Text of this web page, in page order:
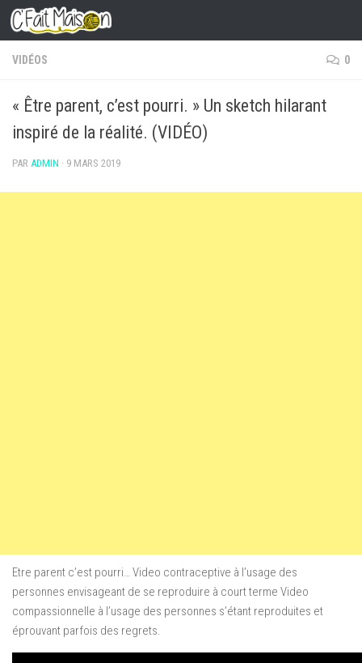
Skip to content
VIDÉOS 0
« Être parent, c’est pourri. » Un sketch hilarant
inspiré de la réalité. (VIDÉO)
PAR ADMIN · 9 MARS 2019
Etre parent c’est pourri… Video contraceptive à l’usage des
personnes envisageant de se reproduire à court terme Video
compassionnelle à l’usage des personnes s’étant reproduites et
éprouvant parfois des regrets.